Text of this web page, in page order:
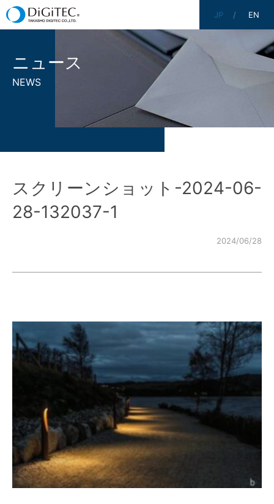
JP EN
ニュース
NEWS
スクリーンショット-2024-06-
28-132037-1
2024/06/28